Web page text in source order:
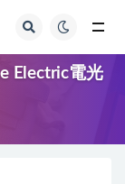
Electric電光